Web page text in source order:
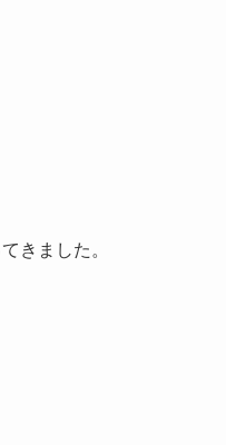
きました。